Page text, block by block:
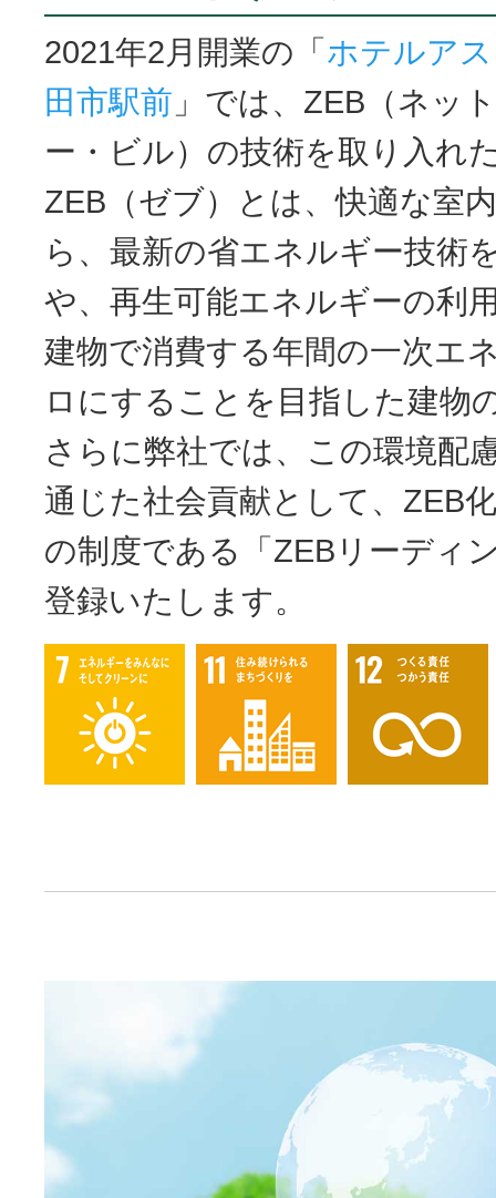
2021年2月開業の「 ホテルア
田市駅前 」では、ZEB（ネッ
ー・ビル）の技術を取り入れ
ZEB（ゼブ）とは、快適な室
ら、最新の省エネルギー技術
や、再生可能エネルギーの利
建物で消費する年間の一次エ
ロにすることを目指した建物
さらに弊社では、この環境配
通じた社会貢献として、ZEB
の制度である「ZEBリーディ
登録いたします。